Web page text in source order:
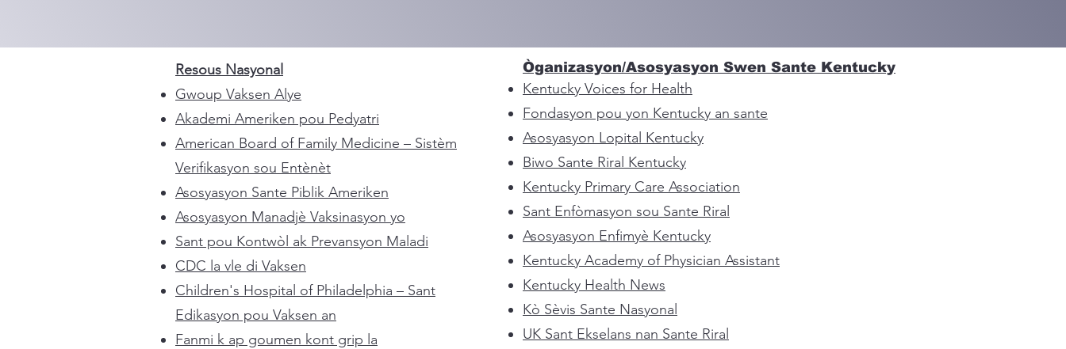
Resous Nasyonal
Gwoup Vaksen Alye
Akademi Ameriken pou Pedyatri
American Board of Family Medicine – Sistèm
Verifikasyon sou Entènèt
Asosyasyon Sante Piblik Ameriken
Asosyasyon Manadjè Vaksinasyon yo
Sant pou Kontwòl ak Prevansyon Maladi
CDC la vle di Vaksen
Children's Hospital of Philadelphia – Sant
Edikasyon pou Vaksen an
Fanmi k ap goumen kont grip la
Òganizasyon/Asosyasyon Swen Sante Kentucky
Kentucky Voices for Health
Fondasyon pou yon Kentucky an sante
Asosyasyon Lopital Kentucky
Biwo Sante Riral Kentucky
Kentucky Primary Care Association
Sant Enfòmasyon sou Sante Riral
Asosyasyon Enfimyè Kentucky
Kentucky Academy of Physician Assistant
Kentucky Health News
Kò Sèvis Sante Nasyonal
UK Sant Ekselans nan Sante Riral